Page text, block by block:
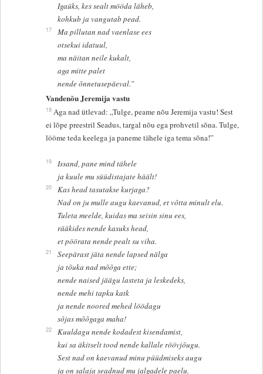
Igaüks, kes sealt mööda läheb,
kohkub ja vangutab pead.
17
Ma pillutan nad vaenlase ees
otsekui idatuul,
ma näitan neile kukalt,
aga mitte palet
nende õnnetusepäeval.”
Vandenõu Jeremija vastu
18 Aga nad ütlevad: „Tulge, peame nõu Jeremija vastu! Sest
ei lõpe preestril Seadus, targal nõu ega prohvetil sõna. Tulge,
lööme teda keelega ja paneme tähele iga tema sõna!”
19
Issand, pane mind tähele
ja kuule mu süüdistajate häält!
20
Kas head tasutakse kurjaga?
Nad on ju mulle augu kaevanud, et võtta minult elu.
Tuleta meelde, kuidas ma seisin sinu ees,
rääkides nende kasuks head,
et pöörata nende pealt su viha.
21
Seepärast jäta nende lapsed nälga
ja tõuka nad mõõga ette;
nende naised jäägu lasteta ja leskedeks,
nende mehi tapku katk
ja nende noored mehed löödagu
sõjas mõõgaga maha!
22
Kuuldagu nende kodadest kisendamist,
kui sa äkitselt tood nende kallale röövjõugu.
Sest nad on kaevanud minu püüdmiseks augu
ja on salaja seadnud mu jalgadele paelu.